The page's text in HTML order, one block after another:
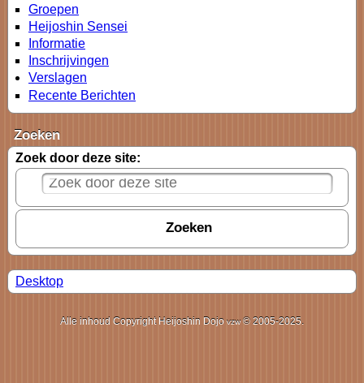
Groepen
Heijoshin Sensei
Informatie
Inschrijvingen
Verslagen
Recente Berichten
Zoeken
Zoek door deze site:
Desktop
Alle inhoud Copyright Heijoshin Dojo vzw© 2005-2025.